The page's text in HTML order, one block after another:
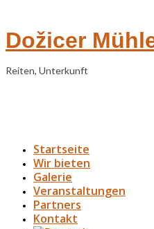
Dožicer
Reiten, Unterkunft
Startseite
Wir bieten
Galerie
Veranstaltungen
Partners
Kontakt